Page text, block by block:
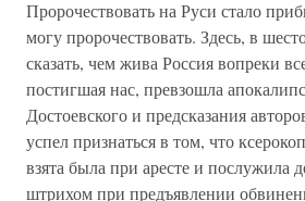
Пророчествовать на Руси стало
могу пророчествовать. Здесь, в
сказать, чем жива Россия вопреки
постигшая нас, превзошла
Достоевского и предсказания
успел признаться в том, что
взята была при аресте и послужила
штрихом при предъявлении